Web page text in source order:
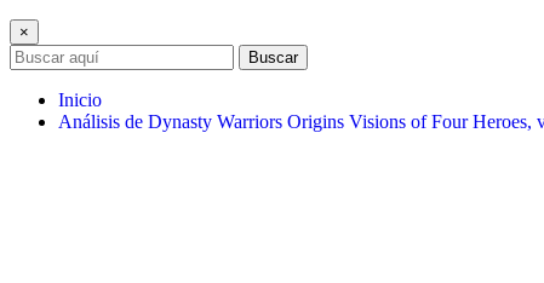
×
Buscar
Inicio
Análisis de Dynasty Warriors Origins Visions of Four Heroes,